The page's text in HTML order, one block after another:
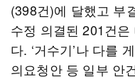
(398건)에 달했고 부
수정 의결된 201건
다. ‘거수기’나 다를
의요청안 등 일부 안